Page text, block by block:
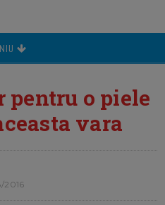
pentru o piele
vara
2016